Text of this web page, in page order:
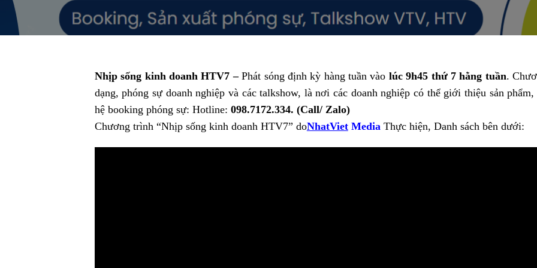
Nhịp sống kinh doanh HTV7 –Phát sóng định kỳ hàng tuần vào lúc 9h45 thứ 7 hằng tuần.
dạng, phóng sự doanh nghiệp và các talkshow, là nơi các doanh nghiệp có thể giới thiệu sản
hệ booking phóng sự: Hotline: 098.7172.334. (Call/ Zalo)
Chương trình “Nhịp sống kinh doanh HTV7” doNhatVietMediaThực hiện, Danh sách bên dưới: